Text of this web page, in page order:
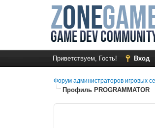
Приветствуем, Гость! Вход
Форум администраторов игровых
Профиль PROGRAMMATOR